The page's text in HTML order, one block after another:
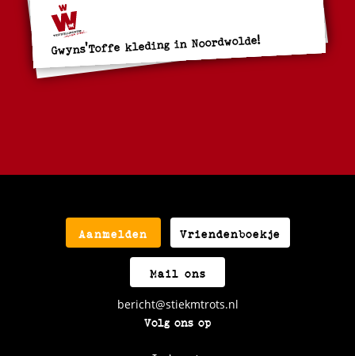
Gwyns'Toffe kleding in Noordwolde!
Aanmelden Vriendenboekje
Mail ons
bericht@stiekmtrots.nl
Volg ons op